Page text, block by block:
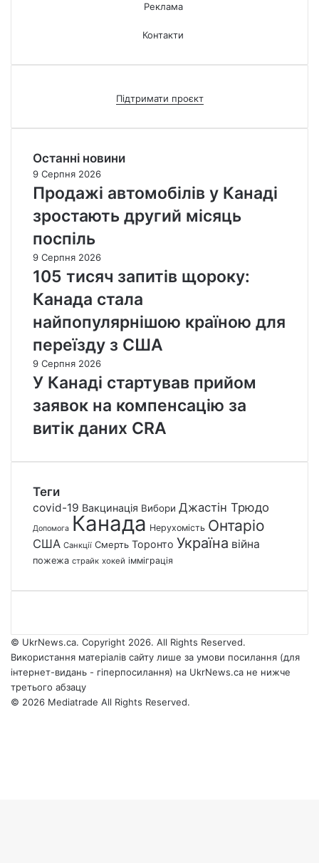
Реклама
Контакти
Підтримати проєкт
Останні новини
9 Серпня 2026
Продажі автомобілів у Канаді
зростають другий місяць
поспіль
9 Серпня 2026
105 тисяч запитів щороку:
Канада стала
найпопулярнішою країною для
переїзду з США
9 Серпня 2026
У Канаді стартував прийом
заявок на компенсацію за
витік даних CRA
Теги
covid-19 Вакцинація Вибори Джастін Трюдо
Допомога Канада Нерухомість Онтаріо
США Санкції Смерть Торонто Україна війна
пожежа страйк хокей імміграція
© UkrNews.ca. Copyright 2026. All Rights Reserved.
Використання матеріалів сайту лише за умови посилання (для
інтернет-видань - гіперпосилання) на UkrNews.ca не нижче
третього абзацу
© 2026 Mediatrade All Rights Reserved.